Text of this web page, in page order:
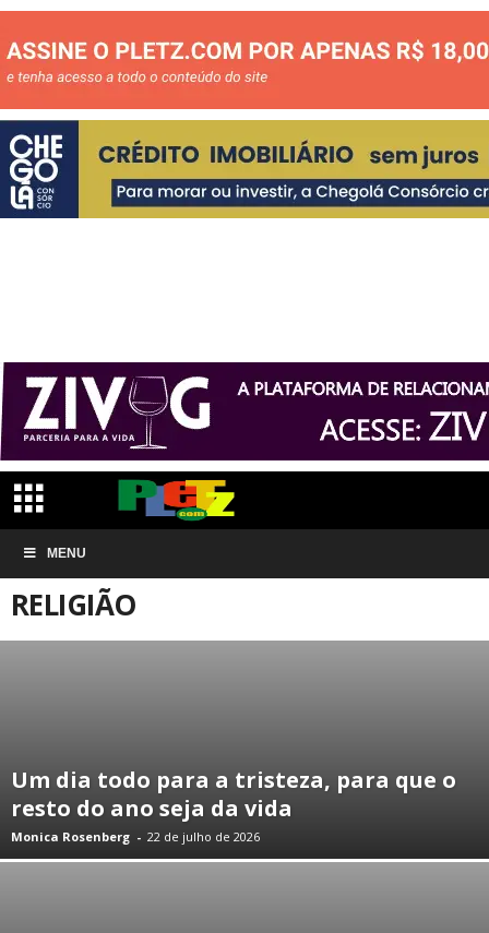
MENU
Início NOTÍCIAS
RELIGIÃO
Um dia todo para a tristeza, para que o
resto do ano seja da vida
Monica Rosenberg - 22 de julho de 2026